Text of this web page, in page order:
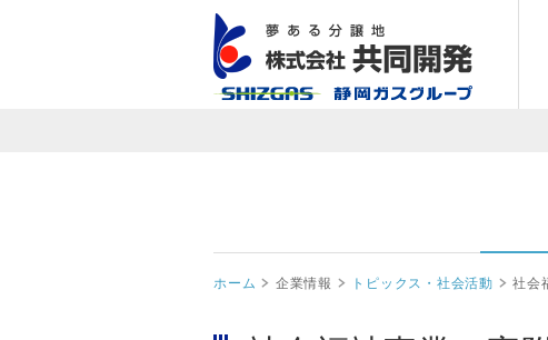
ホーム 企業情報 トピックス・社会活動 社会